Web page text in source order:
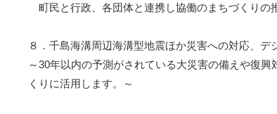
町民と行政、各団体と連携し協働のまちづくりの
８．千島海溝周辺海溝型地震ほか災害への対応、
～30年以内の予測がされている大災害の備えや復
くりに活用します。～